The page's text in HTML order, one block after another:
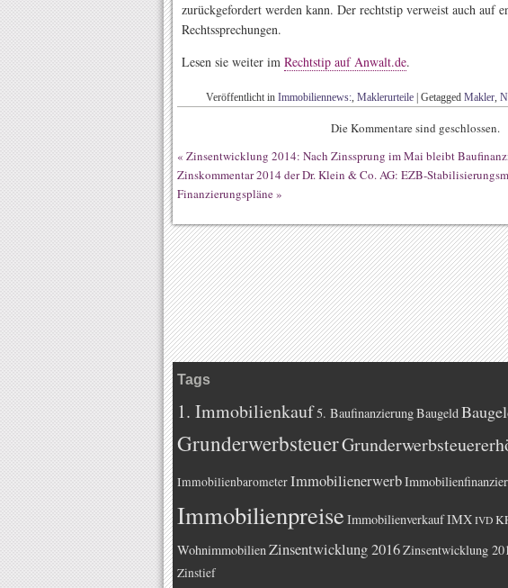
zurückgefordert werden kann. Der rechtstip verweist auch auf
Rechtssprechungen.
Lesen sie weiter im Rechtstip auf Anwalt.de.
Veröffentlicht in Immobiliennews:, Maklerurteile Getagged Makler,
Die Kommentare sind geschlossen.
« Zinsentwicklung 2014: Nach Zinssprung im Mai bleibt
Zinskommentar 2014 der Dr. Klein & Co. AG: EZB-
Finanzierungspläne»
Tags
1. Immobilienkauf5. BaufinanzierungBaugeld
Grunderwerbsteuer
ImmobilienbarometerImmobilienerwerb
Immobilienpreise ImmobilienverkaufIMX IVD
Wohnimmobilien Zinsentwicklung 2016Zinsentwicklung
Zinstief